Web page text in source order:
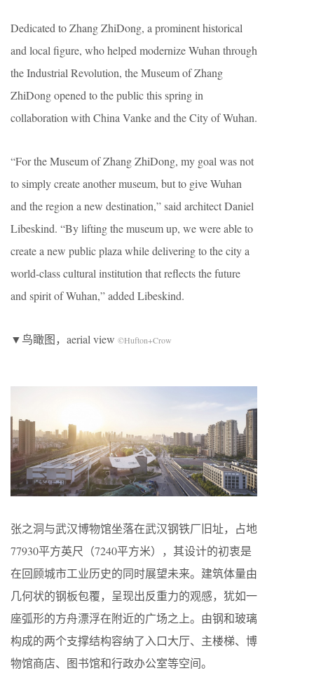
Dedicated to Zhang ZhiDong, a prominent historical
and local figure, who helped modernize Wuhan through
the Industrial Revolution, the Museum of Zhang
ZhiDong opened to the public this spring in
collaboration with China Vanke and the City of Wuhan.
“For the Museum of Zhang ZhiDong, my goal was not
to simply create another museum, but to give Wuhan
and the region a new destination,” said architect Daniel
Libeskind. “By lifting the museum up, we were able to
create a new public plaza while delivering to the city a
world-class cultural institution that reflects the future
and spirit of Wuhan,” added Libeskind.
▼鸟瞰图，aerial view ©Hufton+Crow
张之洞与武汉博物馆坐落在武汉钢铁厂旧址，占地
77930平方英尺（7240平方米），其设计的初衷是
在回顾城市工业历史的同时展望未来。建筑体量由
几何状的钢板包覆，呈现出反重力的观感，犹如一
座弧形的方舟漂浮在附近的广场之上。由钢和玻璃
构成的两个支撑结构容纳了入口大厅、主楼梯、博
物馆商店、图书馆和行政办公室等空间。